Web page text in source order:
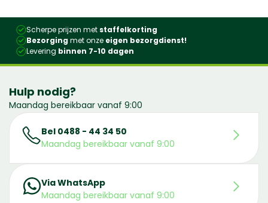
Scherpe prijzen met staffelkorting
Bezorgingmet onze eigen bezorgdienst!
Levering binnen 7-10 dagen
Hulp nodig?
Maandag bereikbaar vanaf 9:00
Bel 0488 - 44 34 50
Maandag bereikbaar vanaf 9:00
Via WhatsApp
Maandag bereikbaar vanaf 9:00